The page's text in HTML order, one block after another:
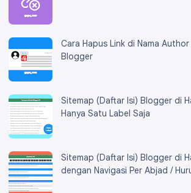
Cara Hapus Link di Nama
Blogger
Sitemap (Daftar Isi) Blogger di
Hanya Satu Label Saja
Sitemap (Daftar Isi) Blogger di
dengan Navigasi Per Abjad /